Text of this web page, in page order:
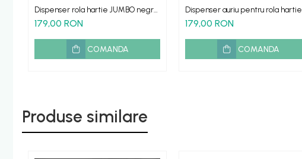
Dispenser rola hartie JUMBO negru
inchidere cheie
179,00 RON
COMANDA
Dispenser auriu pentru rola hartie
igienica mare JUMBO
179,00 RON
COMANDA
Produse similare